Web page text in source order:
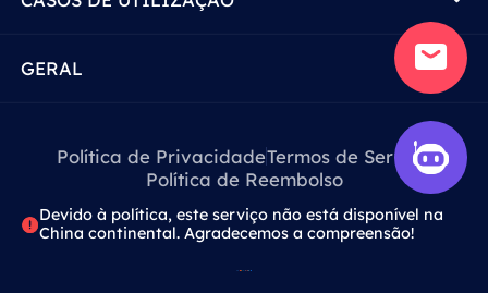
GERAL
Política de PrivacidadeTermos de Serviço
Política de Reembolso
Devido à política, este serviço não está disponível na
China continental. Agradecemos a compreensão!